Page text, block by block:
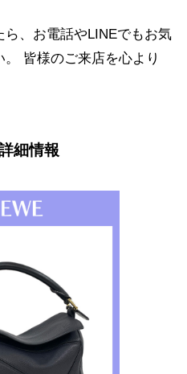
、お電話やLINEでもお気
皆様のご来店を心より
細情報